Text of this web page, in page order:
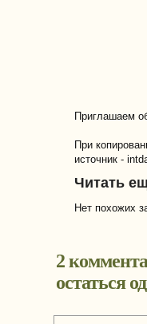
Приглашаем
При
источник -
Читать
Нет похожих
2
остаться